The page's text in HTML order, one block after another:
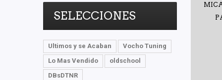
SELECCIONES
Ultimos y se Acaban
Vocho Tuning
Lo Mas Vendido
oldschool
DBsDTNR